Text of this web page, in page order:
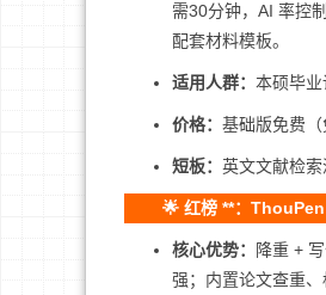
需30分钟，AI 率控
配套材料模板。
适用人群： 本硕毕业
价格： 基础版免费
短板： 英文文献检索
🌟 红榜 **：
核心优势：
降重 +
强；内置论文查重、